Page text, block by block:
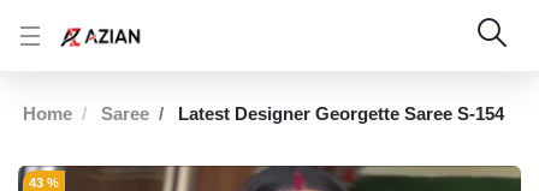
Home Saree Latest Designer Georgette Saree S-154
43 %